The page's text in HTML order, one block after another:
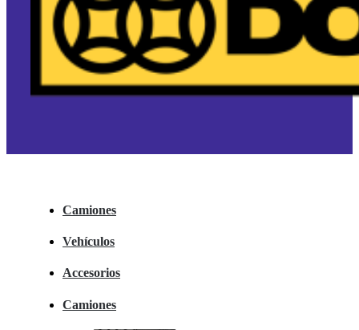
Camiones
Vehículos
Accesorios
Camiones